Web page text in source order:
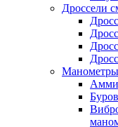
Дроссели
Манометры